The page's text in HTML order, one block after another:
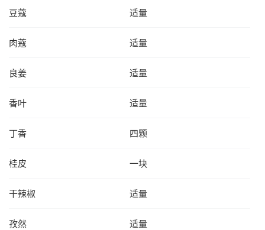
豆蔻 适量
肉蔻 适量
良姜 适量
香叶 适量
丁香 四颗
桂皮 一块
干辣椒 适量
孜然 适量